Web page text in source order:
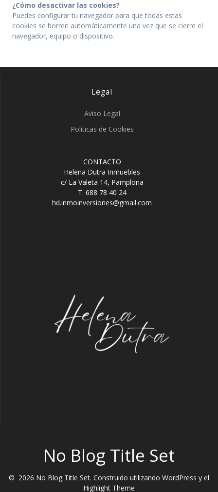
¿Cómo desactivar las cookies?
Puedes configurar tu navegador para que todas estas
cookies se borren automáticamente una vez que se cierre el
navegador, equipo o dispositivo.
Legal
Aviso Legal
Políticas de Cookies
CONTACTO
Helena Dutra Inmuebles
c/ La Valeta 14, Pamplona
T. 688 78 40 24
hd.inmoinversiones@gmail.com
No Blog Title Set
© 2026 No Blog Title Set. Construido utilizando WordPress y el
Highlight Theme